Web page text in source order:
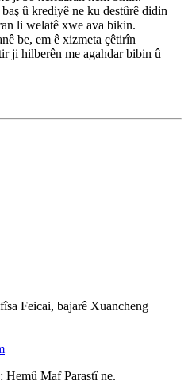
û krediyê ne ku destûrê didin
li welatê xwe ava bikin.
be, em ê xizmeta çêtirîn
ji hilberên me agahdar bibin û
Feicai, bajarê Xuancheng
Maf Parastî ne.